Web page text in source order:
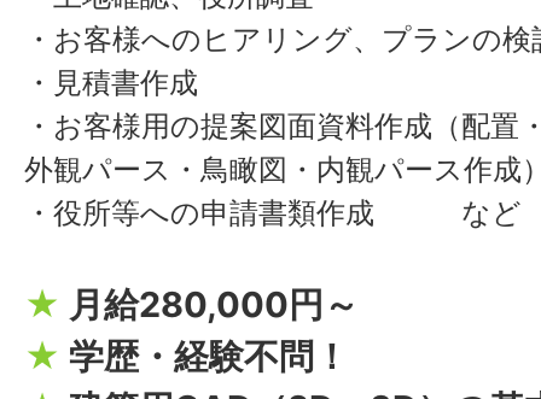
・お客様へのヒアリング、プランの検
・見積書作成
・お客様用の提案図面資料作成（配置
外観パース・鳥瞰図・内観パース作成
・役所等への申請書類作成 など
★ 月給280,000円～
★ 学歴・経験不問！